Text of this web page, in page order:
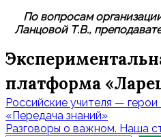
По вопросам
Ланцовой Т.В.,
платформа
Навигация
по
записям
Российские учителя —
«Передача знаний»
Разговоры о важном. Наша